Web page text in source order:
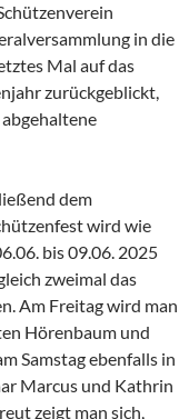
in die
Mal auf das
zurückgeblickt,
dem
wird wie
bis 09.06. 2025
zweimal das
Am Freitag wird man
Hörenbaum und
Samstag ebenfalls in
Marcus und Kathrin
zeigt man sich,